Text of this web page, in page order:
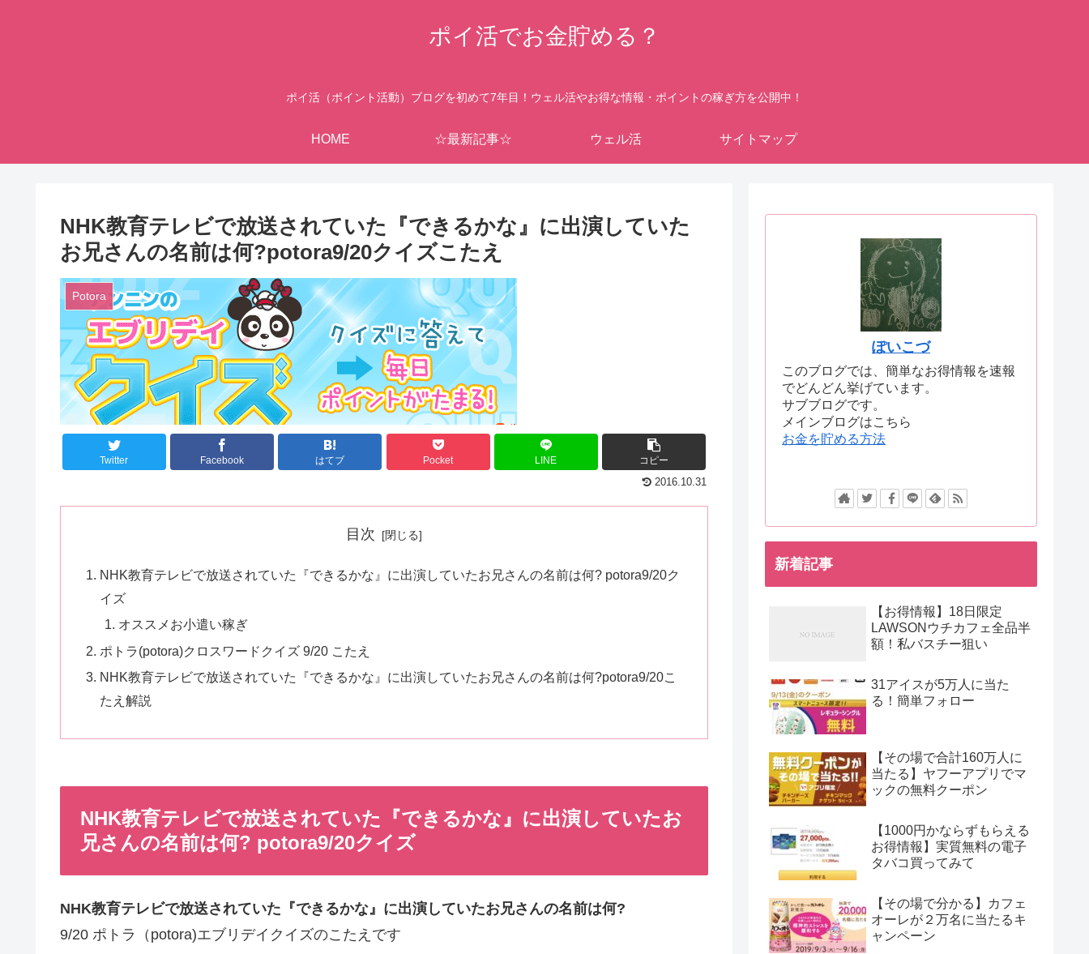
ポイ活でお金貯める？
ポイ活（ポイント活動）ブログを初めて7年目！ウェル活やお得な情報・ポイントの稼ぎ方を公開中！
HOME ☆最新記事☆ ウェル活 サイトマップ
NHK教育テレビで放送されていた『できるかな』に出演していた
お兄さんの名前は何?potora9/20クイズこたえ
Potora
Twitter Facebook はてブ Pocket LINE
コピー
2016.10.31
目次
NHK教育テレビで放送されていた『できるかな』に出演していたお兄さんの名前は何? potora9/20ク
イズ
オススメお小遣い稼ぎ
ポトラ(potora)クロスワードクイズ 9/20 こたえ
NHK教育テレビで放送されていた『できるかな』に出演していたお兄さんの名前は何?potora9/20こ
たえ解説
NHK教育テレビで放送されていた『できるかな』に出演していたお
兄さんの名前は何? potora9/20クイズ
NHK教育テレビで放送されていた『できるかな』に出演していたお兄さんの名前は何?
9/20 ポトラ（potora)エブリデイクイズのこたえです
ぽいこづ
このブログでは、簡単なお得情報を速報
でどんどん挙げています。
サブブログです。
メインブログはこちら
お金を貯める方法
新着記事
【お得情報】18日限定
LAWSONウチカフェ全品半
額！私バスチー狙い
31アイスが5万人に当た
る！簡単フォロー
【その場で合計160万人に
当たる】ヤフーアプリでマ
ックの無料クーポン
【1000円かならずもらえる
お得情報】実質無料の電子
タバコ買ってみて
【その場で分かる】カフェ
オーレが２万名に当たるキ
ャンペーン